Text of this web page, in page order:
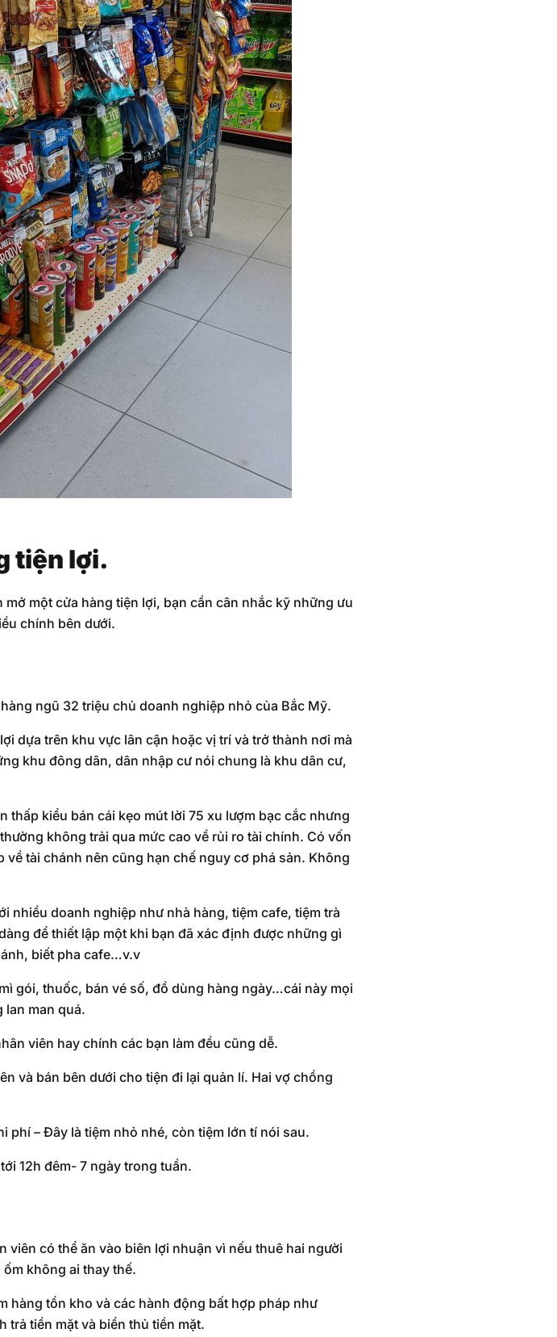
tiện lợi.
một cửa hàng tiện lợi, bạn cần cân nhắc kỹ những ưu
chính bên dưới.
ngũ 32 triệu chủ doanh nghiệp nhỏ của Bắc Mỹ.
dựa trên khu vực lân cận hoặc vị trí và trở thành nơi mà
khu đông dân, dân nhập cư nói chung là khu dân cư,
thấp kiểu bán cái kẹo mút lời 75 xu lượm bạc cắc nhưng
không trải qua mức cao về rủi ro tài chính. Có vốn
tài chánh nên cũng hạn chế nguy cơ phá sản. Không
nhiều doanh nghiệp như nhà hàng, tiệm cafe, tiệm trà
để thiết lập một khi bạn đã xác định được những gì
biết pha cafe…v.v
gói, thuốc, bán vé số, đồ dùng hàng ngày…cái này mọi
lan man quá.
viên hay chính các bạn làm đều cũng dễ.
và bán bên dưới cho tiện đi lại quản lí. Hai vợ chồng
phí – Đây là tiệm nhỏ nhé, còn tiệm lớn tí nói sau.
12h đêm- 7 ngày trong tuần.
viên có thể ăn vào biên lợi nhuận vì nếu thuê hai người
không ai thay thế.
hàng tồn kho và các hành động bất hợp pháp như
trả tiền mặt và biển thủ tiền mặt.